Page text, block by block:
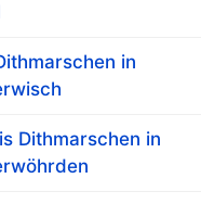
in
Dithmarschen in